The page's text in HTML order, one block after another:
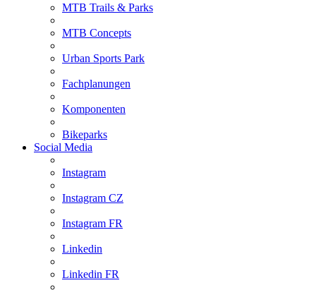
MTB Trails & Parks
MTB Concepts
Urban Sports Park
Fachplanungen
Komponenten
Bikeparks
Social Media
Instagram
Instagram CZ
Instagram FR
Linkedin
Linkedin FR